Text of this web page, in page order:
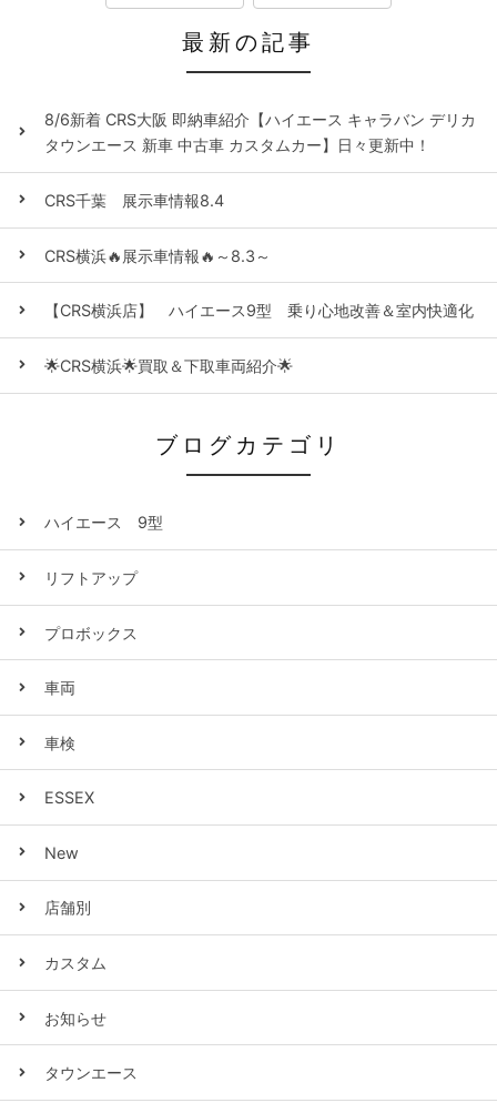
最新の記事
8/6新着 CRS大阪 即納車紹介【ハイエース キャラバン デリカ
タウンエース 新車 中古車 カスタムカー】日々更新中！
CRS千葉 展示車情報8.4
CRS横浜🔥展示車情報🔥～8.3～
【CRS横浜店】 ハイエース9型 乗り心地改善＆室内快適化
🌟CRS横浜🌟買取＆下取車両紹介🌟
ブログカテゴリ
ハイエース 9型
リフトアップ
プロボックス
車両
車検
ESSEX
New
店舗別
カスタム
お知らせ
タウンエース